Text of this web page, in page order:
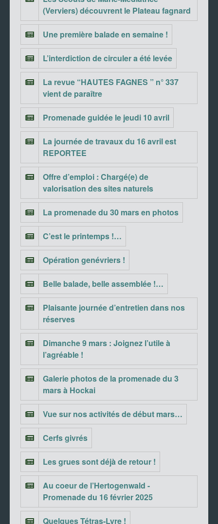
(Verviers) découvrent le Plateau fagnard
Une première balade en semaine !
L’interdiction de circuler a été levée
La revue “HAUTES FAGNES ” n° 337
vient de paraître
Promenade guidée le jeudi 10 avril
La journée de travaux du 16 avril est
REPORTEE
Offre d’emploi : Chargé(e) de
valorisation des sites naturels
La promenade du 30 mars en photos
C’est le printemps !…
Opération genévriers !
Belle balade, belle assemblée !…
Plaisante journée d’entretien dans nos
réserves
Dimanche 9 mars : Joignez l’utile à
l’agréable !
Galerie photos de la promenade du 3
mars à Hockai
Vue sur nos activités de début mars…
Cerfs givrés
Les grues sont déjà de retour !
Au coeur de l’Hertogenwald -
Promenade du 16 février 2025
Quelques Tétras-Lyre !